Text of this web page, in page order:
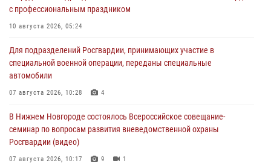
с профессиональным праздником
10 августа 2026, 05:24
Для подразделений Росгвардии, принимающих участие в
специальной военной операции, переданы специальные
автомобили
07 августа 2026, 10:28 4
В Нижнем Новгороде состоялось Всероссийское совещание-
семинар по вопросам развития вневедомственной охраны
Росгвардии (видео)
07 августа 2026, 10:17 9 1